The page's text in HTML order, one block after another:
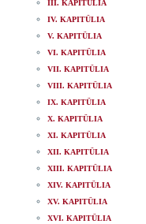
III. KAPITÜLIA
IV. KAPITÜLIA
V. KAPITÜLIA
VI. KAPITÜLIA
VII. KAPITÜLIA
VIII. KAPITÜLIA
IX. KAPITÜLIA
X. KAPITÜLIA
XI. KAPITÜLIA
XII. KAPITÜLIA
XIII. KAPITÜLIA
XIV. KAPITÜLIA
XV. KAPITÜLIA
XVI. KAPITÜLIA